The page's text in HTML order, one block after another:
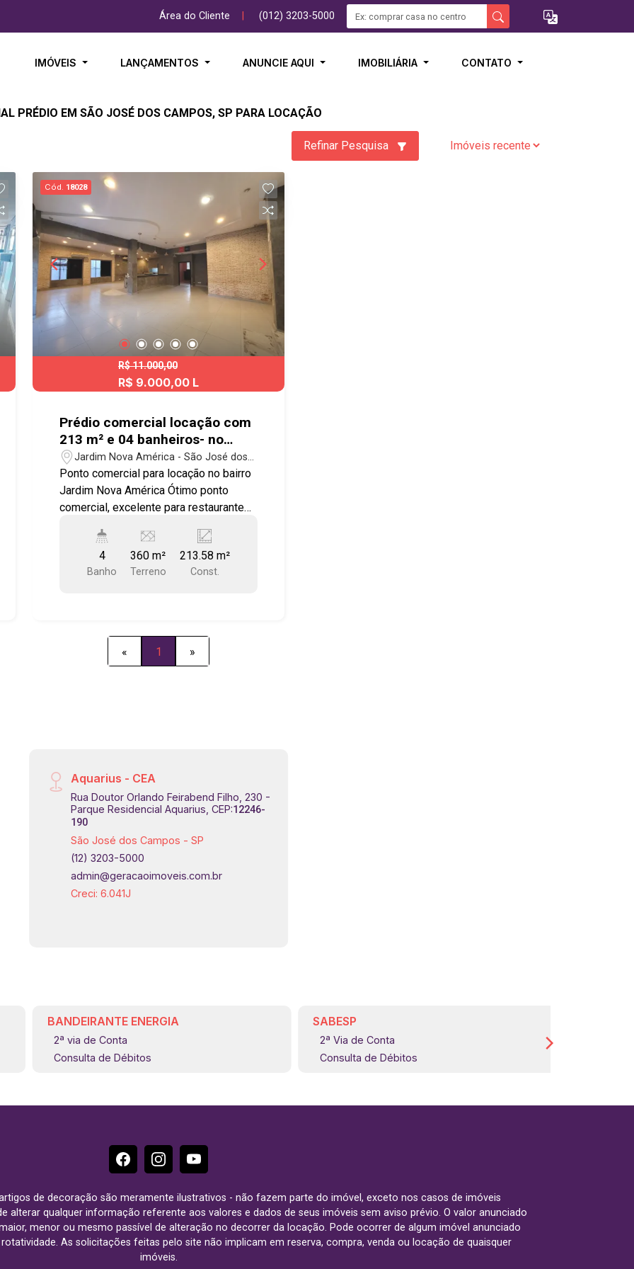
Área do Cliente (012) 3203-5000
IMÓVEIS LANÇAMENTOS ANUNCIE AQUI IMOBILIÁRIA CONTATO
PRÉDIO EM SÃO JOSÉ DOS CAMPOS, SP PARA LOCAÇÃO
Refinar Pesquisa
Cód. 18028
R$ 11.000,00
R$ 9.000,00 L
Prédio comercial locação com
213 m² e 04 banheiros- no
bairro Jardim Nova América
Jardim Nova América - São José dos
Campos/SP
Ponto comercial para locação no bairro
Jardim Nova América Ótimo ponto
comercial, excelente para restaurantes,
salões grandes com ar condicionado
para atendimento ao público ou
showroom; -02 salas para
em avenida com grande fluxo de
pedestres e carros. Agende já sua
4
Banho
360 m²
Terreno
213.58 m²
Const.
« 1 »
Aquarius - CEA
Rua Doutor Orlando Feirabend Filho, 230 -
Parque Residencial Aquarius, CEP:12246-
190
São José dos Campos - SP
(12) 3203-5000
admin@geracaoimoveis.com.br
Creci: 6.041J
BANDEIRANTE ENERGIA
2ª via de Conta
Consulta de Débitos
SABESP
2ª Via de Conta
Consulta de Débitos
de decoração são meramente ilustrativos - não fazem parte do imóvel, exceto nos casos de imóveis
alterar qualquer informação referente aos valores e dados de seus imóveis sem aviso prévio. O valor anunciado
menor ou mesmo passível de alteração no decorrer da locação. Pode ocorrer de algum imóvel anunciado
As solicitações feitas pelo site não implicam em reserva, compra, venda ou locação de quaisquer
imóveis.